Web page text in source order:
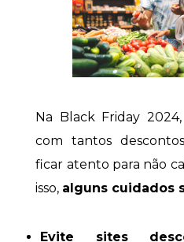
Na Black Friday
com tantos
ficar atento para não
isso, alguns cuidados
Evite sites